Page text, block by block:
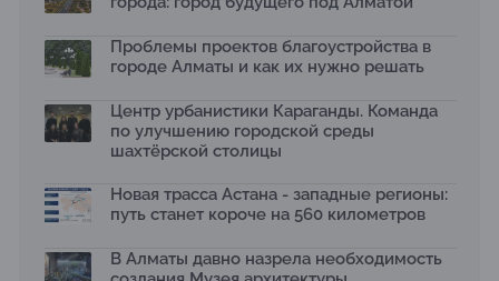
2026 принимает заявки до 31 июля
13.07.2026
темой новой выставки в «Целинном»
13.07.2026
Қазақстан»: воспитанники подарили вторую жизнь
отходам
08.07.2026
Ко Дню столицы в Нуре благоустроили шесть
общественных пространств
Проблемы проектов благоустройства в
городе Алматы и как их нужно решать
Центр урбанистики Караганды. Команда
по улучшению городской среды
шахтёрской столицы
Новая трасса Астана - западные регионы:
путь станет короче на 560 километров
В Алматы давно назрела необходимость